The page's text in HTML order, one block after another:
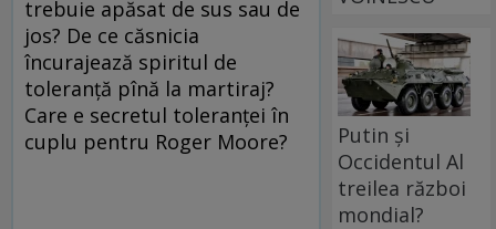
trebuie apăsat de sus sau de
jos? De ce căsnicia
încurajează spiritul de
toleranță pînă la martiraj?
Care e secretul toleranței în
cuplu pentru Roger Moore?
Putin și
Occidentul Al
treilea război
mondial?